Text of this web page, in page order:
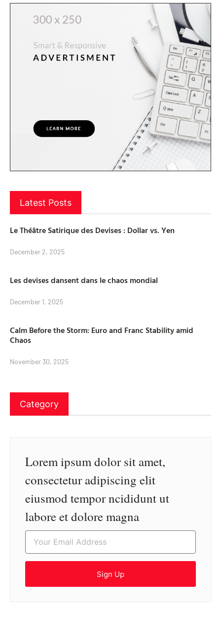
Latest Posts
Le Théâtre Satirique des Devises : Dollar vs. Yen
December 2, 2025
Les devises dansent dans le chaos mondial
December 1, 2025
Calm Before the Storm: Euro and Franc Stability amid
Chaos
November 30, 2025
Category
Lorem ipsum dolor sit amet,
consectetur adipiscing elit
eiusmod tempor ncididunt ut
labore et dolore magna
Sign Up